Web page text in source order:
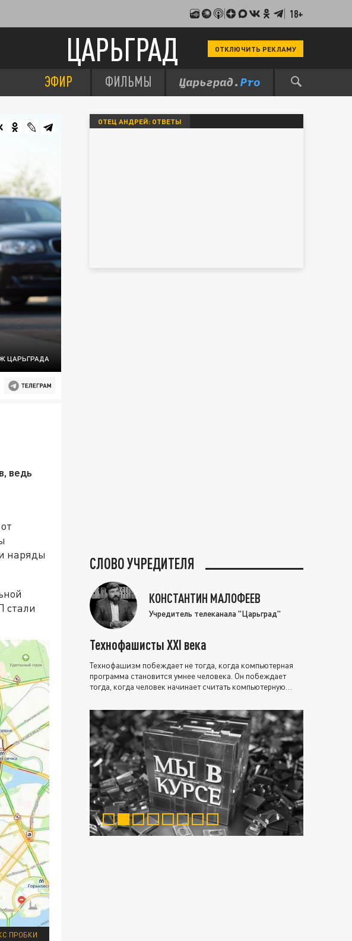
18+
ЦАРЬГРАД ОТКЛЮЧИТЬ РЕКЛАМУ
ЭФИР ФИЛЬМЫ
ЦАРЬГРАДА
ведь
наряды
стали
ПРОБКИ
ОТЕЦ АНДРЕЙ: ОТВЕТЫ
СЛОВО УЧРЕДИТЕЛЯ
КОНСТАНТИН МАЛОФЕЕВ
Учредитель телеканала "Царьград"
Технофашисты XXI века
Технофашизм побеждает не тогда, когда компьютерная
программа становится умнее человека. Он побеждает
тогда, когда человек начинает считать компьютерную